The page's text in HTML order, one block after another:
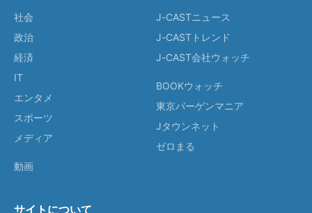
社会
政治
経済
IT
エンタメ
スポーツ
メディア
動画
J-CASTニュース
J-CASTトレンド
J-CAST会社ウォッチ
BOOKウォッチ
東京バーゲンマニア
Jタウンネット
ゼロまる
サイトについて